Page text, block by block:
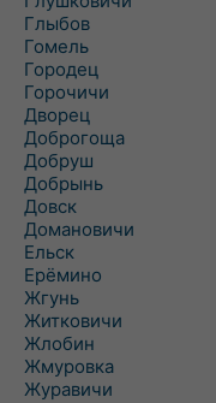
Глыбов
Гомель
Городец
Горочичи
Дворец
Доброгоща
Добруш
Добрынь
Довск
Домановичи
Ельск
Ерёмино
Жгунь
Житковичи
Жлобин
Жмуровка
Журавичи